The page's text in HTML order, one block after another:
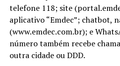
telefone 118; site
aplicativo “Emdec”; chatbot,
(www.emdec.com.br); e
número também recebe
outra cidade ou DDD.